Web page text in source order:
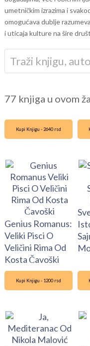
umetničkim izrazima i
omogućava dublje
i uticaja kulture na šire
77 knjiga u ovom
Kupi Knjigu - 2640 rsd
Genius Romanus:
Veliki Pisci O
Veličini Rima Od
Kosta Čavoški
Kupi Knjigu - 1200 rsd